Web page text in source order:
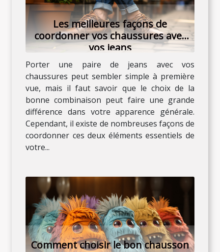
Les meilleures façons de
coordonner vos chaussures avec
vos jeans
Porter une paire de jeans avec vos
chaussures peut sembler simple à première
vue, mais il faut savoir que le choix de la
bonne combinaison peut faire une grande
différence dans votre apparence générale.
Cependant, il existe de nombreuses façons de
coordonner ces deux éléments essentiels de
votre...
Comment choisir le bon chausson